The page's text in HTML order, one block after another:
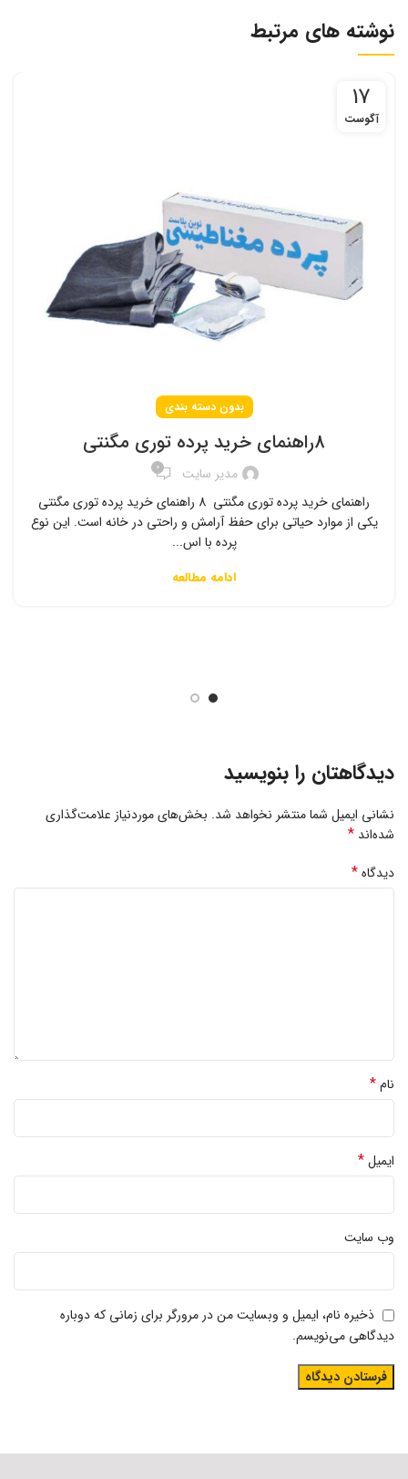
نوشته های مرتبط
17
آگوست
بدون دسته بندی
8راهنمای خرید پرده توری مگنتی
مدیر سایت 0
راهنمای خرید پرده توری مگنتی 8 راهنمای خرید پرده توری مگنتی
یکی از موارد حیاتی برای حفظ آرامش و راحتی در خانه است. این نوع
پرده با اس...
ادامه مطالعه
دیدگاهتان را بنویسید
نشانی ایمیل شما منتشر نخواهد شد. بخش‌های موردنیاز علامت‌گذاری
شده‌اند *
دیدگاه*
نام*
ایمیل*
وب‌ سایت
ذخیره نام، ایمیل و وبسایت من در مرورگر برای زمانی که دوباره
دیدگاهی می‌نویسم.